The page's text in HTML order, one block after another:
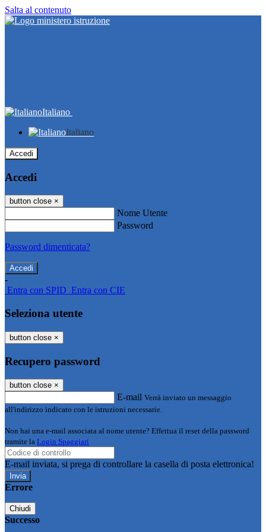
Salta al contenuto
Italiano
Italiano
Accedi
Accedi
button close ×
Nome Utente
Password
Password dimenticata?
-
Entra con SPID Entra con CIE
Seleziona utente
button close ×
Recupero password
button close ×
E-mail Verrà inviato un messaggio
all'indirizzo indicato con le istruzioni necessarie.
Non hai una e-mail associata al nome utente? Effettua il reset della password
tramite la Login Spaggiari
E-mail inviata, si prega di controllare la casella di posta elettronica!
Errore
Chiudi
Successo